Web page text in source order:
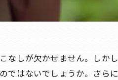
なしが欠かせません。しか
ではないでしょうか。さら